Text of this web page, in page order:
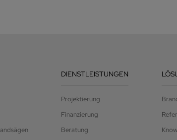
DIENSTLEISTUNGEN
Projektierung
Finanzierung
Beratung